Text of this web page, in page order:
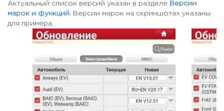
Актуальный список версий указан в разделе Версии
марок и функций . Версии марок на скриншотах указаны
для примера.